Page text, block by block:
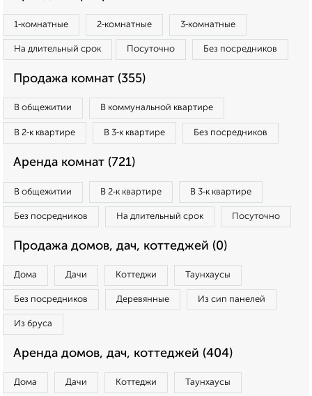
1‑комнатные 2‑комнатные 3‑комнатные
На длительный срок Посуточно Без посредников
Продажа комнат (355)
В общежитии В коммунальной квартире
В 2‑к квартире В 3‑к квартире Без посредников
Аренда комнат (721)
В общежитии В 2‑к квартире В 3‑к квартире
Без посредников На длительный срок Посуточно
Продажа домов, дач, коттеджей (0)
Дома Дачи Коттеджи Таунхаусы
Без посредников Деревянные Из сип панелей
Из бруса
Аренда домов, дач, коттеджей (404)
Дома Дачи Коттеджи Таунхаусы